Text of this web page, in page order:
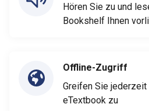
Hören Sie zu und
Bookshelf Ihnen
Offline-Zugriff
Greifen Sie jederzeit
eTextbook zu